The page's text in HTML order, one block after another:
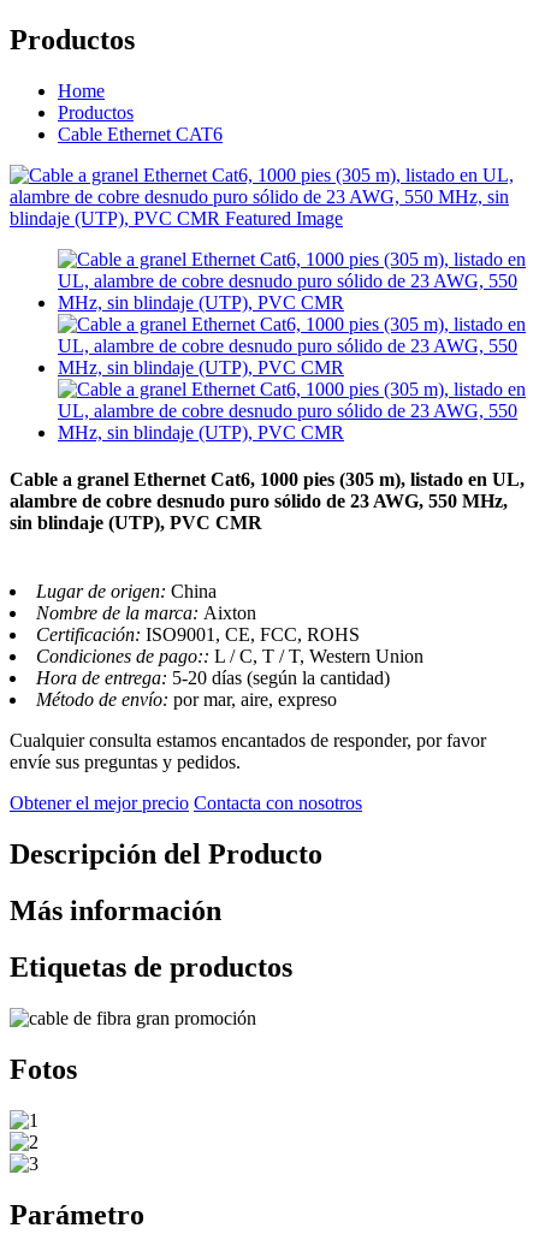
Productos
Home
Productos
Cable Ethernet CAT6
Cable a granel Ethernet Cat6, 1000 pies (305 m), listado en UL,
alambre de cobre desnudo puro sólido de 23 AWG, 550 MHz,
sin blindaje (UTP), PVC CMR
Lugar de origen: China
Nombre de la marca: Aixton
Certificación: ISO9001, CE, FCC, ROHS
Condiciones de pago:: L / C, T / T, Western Union
Hora de entrega: 5-20 días (según la cantidad)
Método de envío: por mar, aire, expreso
Cualquier consulta estamos encantados de responder, por favor
envíe sus preguntas y pedidos.
Obtener el mejor precio Contacta con nosotros
Descripción del Producto
Más información
Etiquetas de productos
Fotos
Parámetro